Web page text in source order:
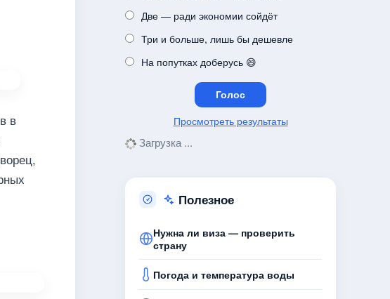
в
Две — ради экономии сойдёт
Три и больше, лишь бы дешевле
На попутках доберусь 😄
Просмотреть результаты
Загрузка ...
Полезное
Нужна ли виза — проверить
страну
Погода и температура воды